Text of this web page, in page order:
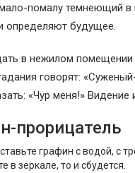
помалу темнеющий в
определяют будущее.
в нежилом
говорят:
«Чур меня!» Видение
прорицатель
графин с водой, с
в зеркале, то и сбудется.